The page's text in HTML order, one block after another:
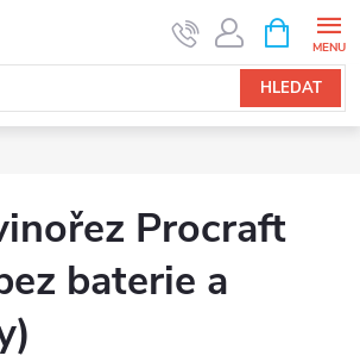
HLEDAT
NÁKUPNÍ
KOŠÍK
Procraft
baterie a